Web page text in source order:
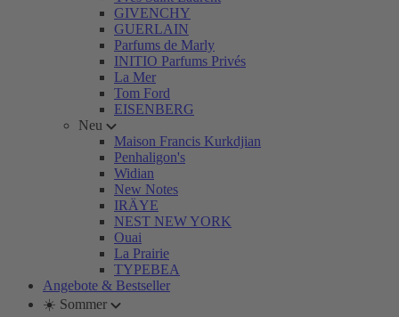
GIVENCHY
GUERLAIN
Parfums de Marly
INITIO Parfums Privés
La Mer
Tom Ford
EISENBERG
Neu
Maison Francis Kurkdjian
Penhaligon's
Widian
New Notes
IRÄYE
NEST NEW YORK
Ouai
La Prairie
TYPEBEA
Angebote & Bestseller
☀️ Sommer